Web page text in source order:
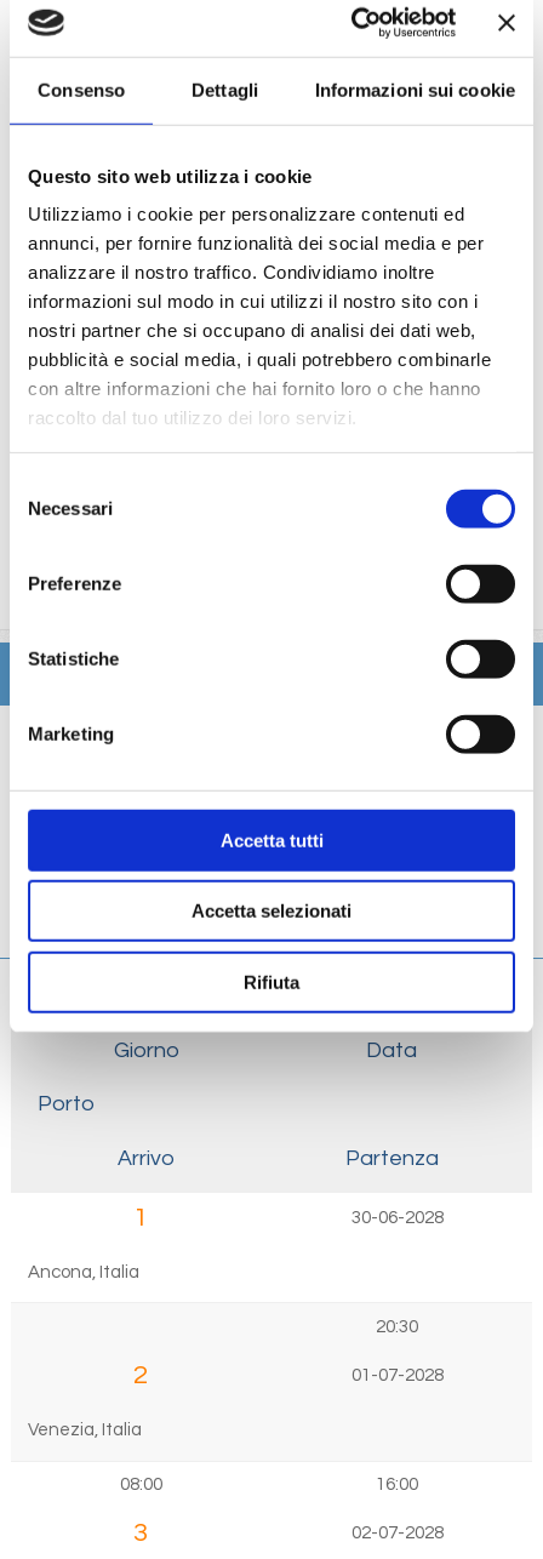
Consenso Dettagli Informazioni sui cookie
Questo sito web utilizza i cookie
Utilizziamo i cookie per personalizzare contenuti ed
annunci, per fornire funzionalità dei social media e per
analizzare il nostro traffico. Condividiamo inoltre
informazioni sul modo in cui utilizzi il nostro sito con i
nostri partner che si occupano di analisi dei dati web,
pubblicità e social media, i quali potrebbero combinarle
con altre informazioni che hai fornito loro o che hanno
raccolto dal tuo utilizzo dei loro servizi.
delNecessari
Preferenze
Statistiche
Marketing
Accetta tutti
Accetta selezionati
Rifiuta
Il trattamento di pensione completa a bordo (colazione,
Bevande a dispenser, serata di Gala con menù
particolare.
(giochi, concorsi, tornei, feste, serate a tema).
Gli spettacoli musicali o di cabaret nel teatro di bordo, i
balli e le feste in programma tutte le sere durante la
crociera.
L'utilizzo di tutte le attrezzature della nave: piscine,
lettini, teli mare, palestra, vasche idromassaggio,
biblioteca, discoteca.
La quota non comprende
Le bevande, le escursioni a terra nel corso della crociera,
Tasse portuali
Le quote di servizio altri servizi (parrucchiere, massaggi,
trattamenti estetici, medico, navigazione internet,
lavanderia).
Scheda tecnica
Giorno Data
Porto
Arrivo Partenza
1 30-06-2028
Ancona, Italia
20:30
2 01-07-2028
Venezia, Italia
08:00 16:00
3 02-07-2028